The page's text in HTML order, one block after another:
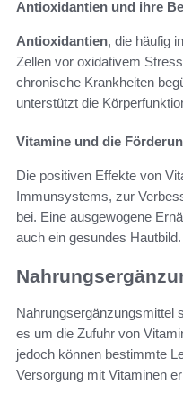
Antioxidantien und ihre
Antioxidantien, die häufig
Zellen vor oxidativem
chronische Krankheiten
unterstützt die
Vitamine und die
Die positiven Effekte von
Immunsystems, zur
bei. Eine ausgewogene
auch ein gesundes Hautbild.
Nahrungsergänzungsmittel
es um die Zufuhr von
jedoch können bestimmte
Versorgung mit Vitaminen